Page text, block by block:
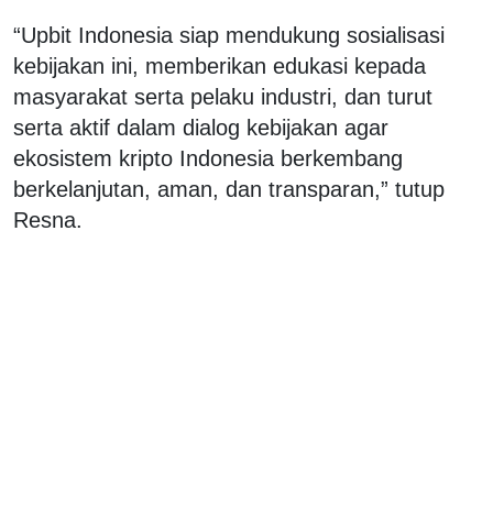
“Upbit Indonesia siap mendukung sosialisasi
kebijakan ini, memberikan edukasi kepada
masyarakat serta pelaku industri, dan turut
serta aktif dalam dialog kebijakan agar
ekosistem kripto Indonesia berkembang
berkelanjutan, aman, dan transparan,” tutup
Resna.